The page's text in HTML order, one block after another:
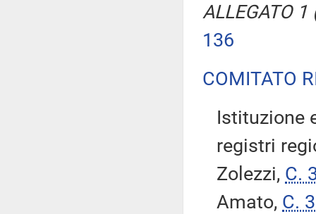
ALLEGATO
136
COMITATO
Istituzione
registri
Zolezzi, C.
Amato, C.